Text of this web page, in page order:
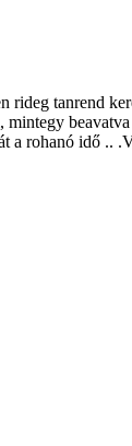
rideg tanrend
a rohanó idő ..